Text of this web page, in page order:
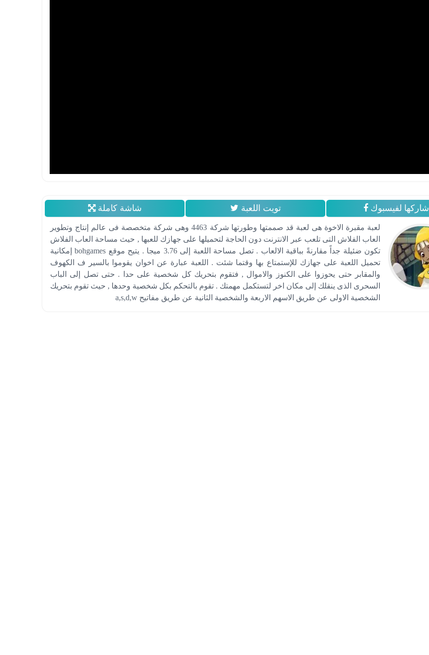
شاركها لفيسبوك تويت اللعبة شاشة كاملة
لعبة مقبرة الاخوة هى لعبة قد صممتها وطورتها شركة 4463 وهى شركة متخصصة فى عالم إنتاج وتطوير
العاب الفلاش التى تلعب عبر الانترنت دون الحاجة لتحميلها على جهازك للعبها , حيث مساحة العاب الفلاش
تكون ضئيلة جداً مقارنةً بباقية الالعاب . تصل مساحة اللعبة إلى 3.76 ميجا . يتيح موقع bohgames إمكانية
تحميل اللعبة على جهازك للإستمتاع بها وقتما شئت . اللعبة عبارة عن اخوان يقوموا بالسير ف الكهوف
والمقابر حتى يحوزوا على الكنوز والاموال , فتقوم بتحريك كل شخصية على حدا . حتى تصل إلى الباب
السحرى الذى ينقلك إلى مكان اخر لتستكمل مهمتك . تقوم بالتحكم بكل شخصية وحدها , حيث تقوم بتحريك
الشخصية الاولى عن طريق الاسهم الاربعة والشخصية الثانية عن طريق مفاتيح a,s,d,w